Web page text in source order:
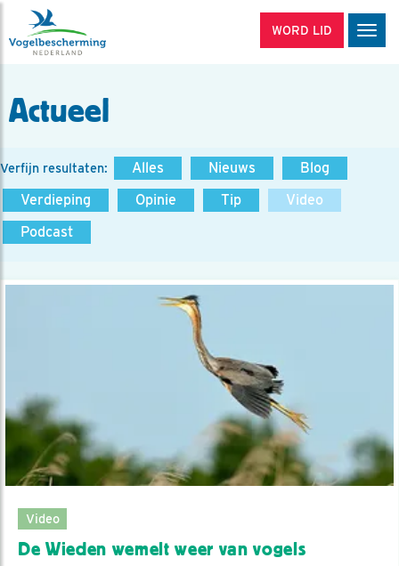
WORD LID
Actueel
Verfijn resultaten: Alles Nieuws
Blog
Verdieping
Opinie Tip
Video
Podcast
Video
De Wieden wemelt weer van vogels